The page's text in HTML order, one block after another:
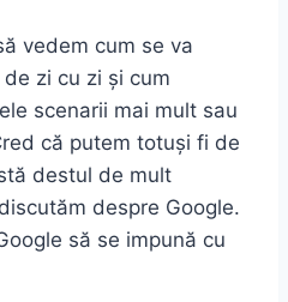
vedem cum se va
zi cu zi și cum
scenarii mai mult sau
că putem totuși fi de
destul de mult
despre Google.
să se impună cu